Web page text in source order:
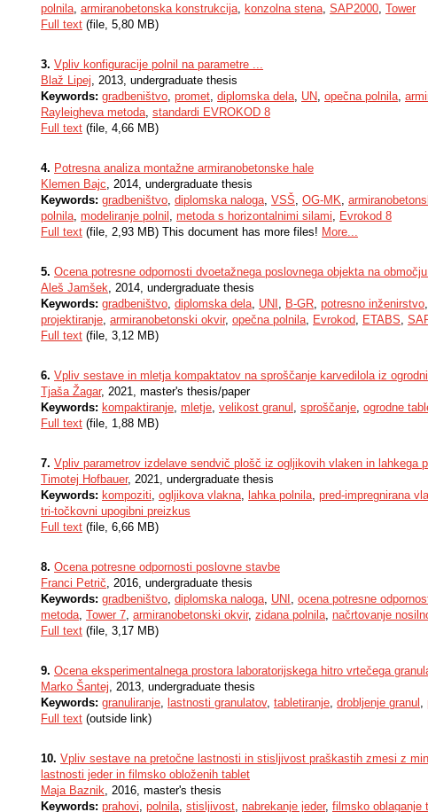
polnila, armiranobetonska konstrukcija, konzolna stena, SAP2000, Tower
Full text (file, 5,80 MB)
3. Vpliv konfiguracije polnil na parametre ...
Blaž Lipej, 2013, undergraduate thesis
Keywords: gradbeništvo, promet, diplomska dela, UN, opečna polnila,
Rayleigheva metoda, standardi EVROKOD 8
Full text (file, 4,66 MB)
4. Potresna analiza montažne armiranobetonske hale
Klemen Bajc, 2014, undergraduate thesis
Keywords: gradbeništvo, diplomska naloga, VSŠ, OG-MK,
polnila, modeliranje polnil , metoda s horizontalnimi silami, Evrokod 8
Full text (file, 2,93 MB) This document has more files! More...
5. Ocena potresne odpornosti dvoetažnega poslovnega objekta na
Aleš Jamšek, 2014, undergraduate thesis
Keywords: gradbeništvo, diplomska dela, UNI , B-GR, potresno inženirstvo,
projektiranje, armiranobetonski okvir, opečna polnila, Evrokod, ETABS,
Full text (file, 3,12 MB)
6. Vpliv sestave in mletja kompaktatov na sproščanje karvedilola iz
Tjaša Žagar, 2021, master's thesis/paper
Keywords: kompaktiranje, mletje, velikost granul , sproščanje, ogrodne
Full text (file, 1,88 MB)
7. Vpliv parametrov izdelave sendvič plošč iz ogljikovih vlaken in lahkega
Timotej Hofbauer, 2021, undergraduate thesis
Keywords: kompoziti, ogljikova vlakna, lahka polnila, pred-impregnirana
tri-točkovni upogibni preizkus
Full text (file, 6,66 MB)
8. Ocena potresne odpornosti poslovne stavbe
Franci Petrič, 2016, undergraduate thesis
Keywords: gradbeništvo, diplomska naloga, UNI , ocena potresne
metoda, Tower 7, armiranobetonski okvir, zidana polnila, načrtovanje
Full text (file, 3,17 MB)
9. Ocena eksperimentalnega prostora laboratorijskega hitro vrtečega
Marko Šantej, 2013, undergraduate thesis
Keywords: granuliranje, lastnosti granulatov, tabletiranje, drobljenje granul ,
Full text (outside link)
10. Vpliv sestave na pretočne lastnosti in stisljivost praškastih zmesi z
lastnosti jeder in filmsko obloženih tablet
Maja Baznik, 2016, master's thesis
Keywords: prahovi, polnila, stisljivost, nabrekanje jeder, filmsko oblaganje